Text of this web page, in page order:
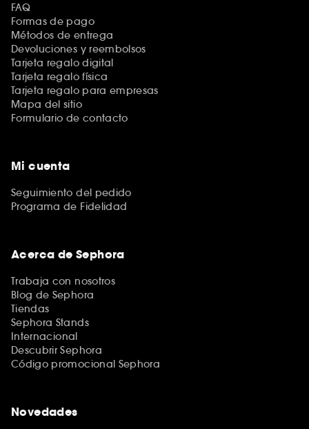
FAQ
Formas de pago
Métodos de entrega
Devoluciones y reembolsos
Tarjeta regalo digital
Tarjeta regalo física
Tarjeta regalo para empresas
Mapa del sitio
Formulario de contacto
Mi cuenta
Seguimiento del pedido
Programa de Fidelidad
Acerca de Sephora
Trabaja con nosotros
Blog de Sephora
Tiendas
Sephora Stands
Internacional
Descubrir Sephora
Código promocional Sephora
Novedades